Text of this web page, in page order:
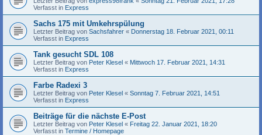
Verfasst in Express
Sachs 175 mit Umkehrspülung
Letzter Beitrag von Sachsfahrer « Donnerstag 18. Februar 2021, 00:11
Verfasst in Express
Tank gesucht SDL 108
Letzter Beitrag von Peter Klesel « Mittwoch 17. Februar 2021, 14:31
Verfasst in Express
Farbe Radexi 3
Letzter Beitrag von Peter Klesel « Sonntag 7. Februar 2021, 14:51
Verfasst in Express
Beiträge für die nächste E-Post
Letzter Beitrag von Peter Klesel « Freitag 22. Januar 2021, 18:20
Verfasst in Termine / Homepage